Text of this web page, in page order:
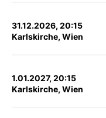
31.12.2026, 20:15
Karlskirche, Wien
1.01.2027, 20:15
Karlskirche, Wien